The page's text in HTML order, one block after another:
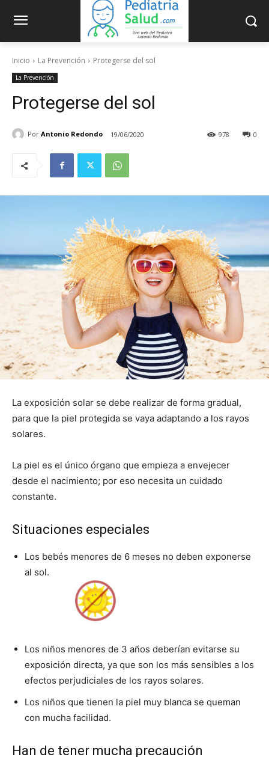
Inicio La Prevención Protegerse del sol
La Prevención
Protegerse del sol
Por Antonio Redondo 19/06/2020 0
978
La exposición solar se debe realizar de forma gradual,
para que la piel protegida se vaya adaptando a los rayos
solares.
La piel es el único órgano que empieza a envejecer
desde el nacimiento; por eso necesita un cuidado
constante.
Situaciones especiales
Los bebés menores de 6 meses no deben exponerse
al sol.
Los niños menores de 3 años deberían evitarse su
exposición directa, ya que son los más sensibles a los
efectos perjudiciales de los rayos solares.
Los niños que tienen la piel muy blanca se queman
con mucha facilidad.
Han de tener mucha precaución